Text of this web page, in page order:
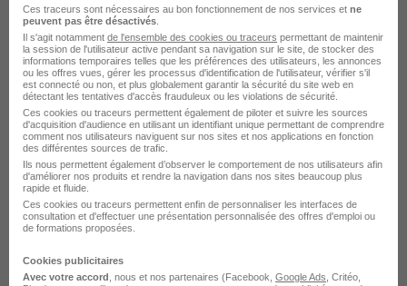
DMF Paris
DMF Quimper
DMF Tours
DMF Caen
DMF Cherbourg-en-Cotentin
DMF Lyon
Voir plus
Voir toutes les offres par ville chez DMF
Ces traceurs sont nécessaires au bon fonctionnement de nos services et ne
peuvent pas être désactivés
Il s'agit notamment de l'ensemble des cookies ou traceurs permettant de maintenir
la session de l'utilisateur active pendant sa navigation sur le site, de stocker des
informations temporaires telles que les préférences des utilisateurs, les annonces
ou les offres vues, gérer les processus d'identification de l'utilisateur, vérifier s'il
est connecté ou non, et plus globalement garantir la sécurité du site web en
détectant les tentatives d'accès frauduleux ou les violations de sécurité.
Ces cookies ou traceurs permettent également de piloter et suivre les sources
d'acquisition d'audience en utilisant un identifiant unique permettant de comprendre
comment nos utilisateurs naviguent sur nos sites et nos applications en fonction
des différentes sources de trafic.
Ils nous permettent également d’observer le comportement de nos utilisateurs afin
d'améliorer nos produits et rendre la navigation dans nos sites beaucoup plus
rapide et fluide.
Ces cookies ou traceurs permettent enfin de personnaliser les interfaces de
consultation et d'effectuer une présentation personnalisée des offres d'emploi ou
de formations proposées.
Cookies publicitaires
Avec votre accord , nous et nos partenaires (Facebook, Google Ads , Critéo,